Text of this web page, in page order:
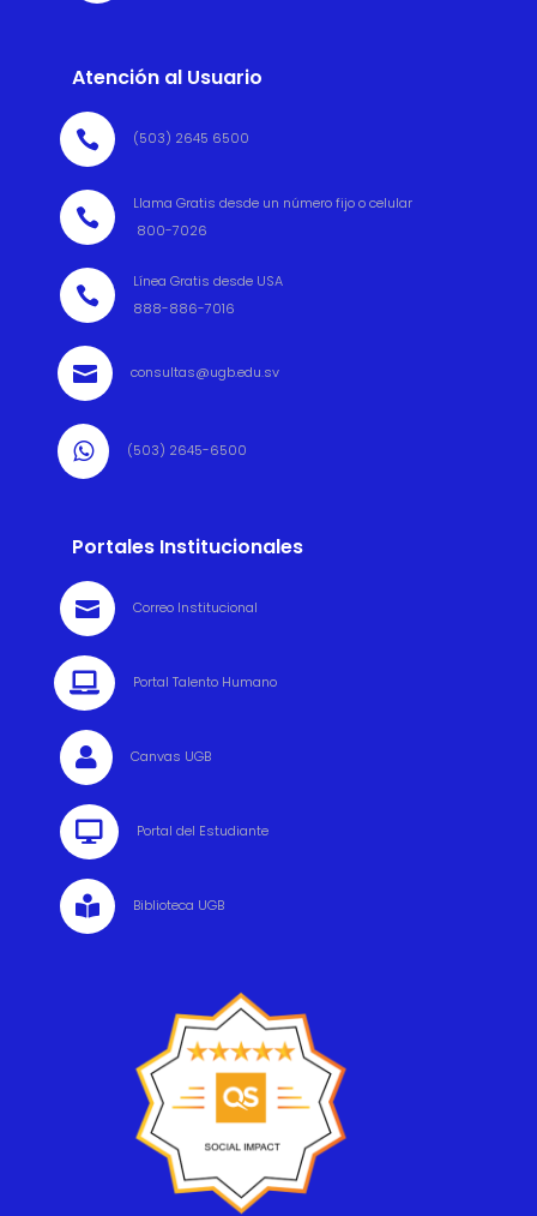
Atención al Usuario
 (503) 2645 6500

Llama Gratis desde un número fijo o celular
800-7026

Línea Gratis desde USA
888-886-7016
 consultas@ugb.edu.sv
 (503) 2645-6500
Portales Institucionales
 Correo Institucional
 Portal Talento Humano
 Canvas UGB
 Portal del Estudiante
 Biblioteca UGB